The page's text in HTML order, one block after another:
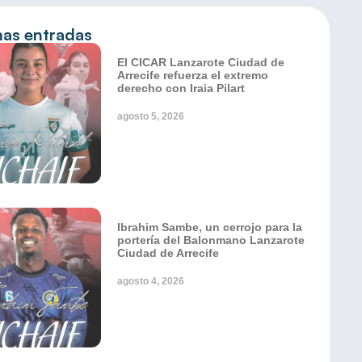
entradas
El CICAR Lanzarote Ciudad de
Arrecife refuerza el extremo
derecho con Iraia Pilart
agosto 5, 2026
Ibrahim Sambe, un cerrojo para la
portería del Balonmano Lanzarote
Ciudad de Arrecife
agosto 4, 2026